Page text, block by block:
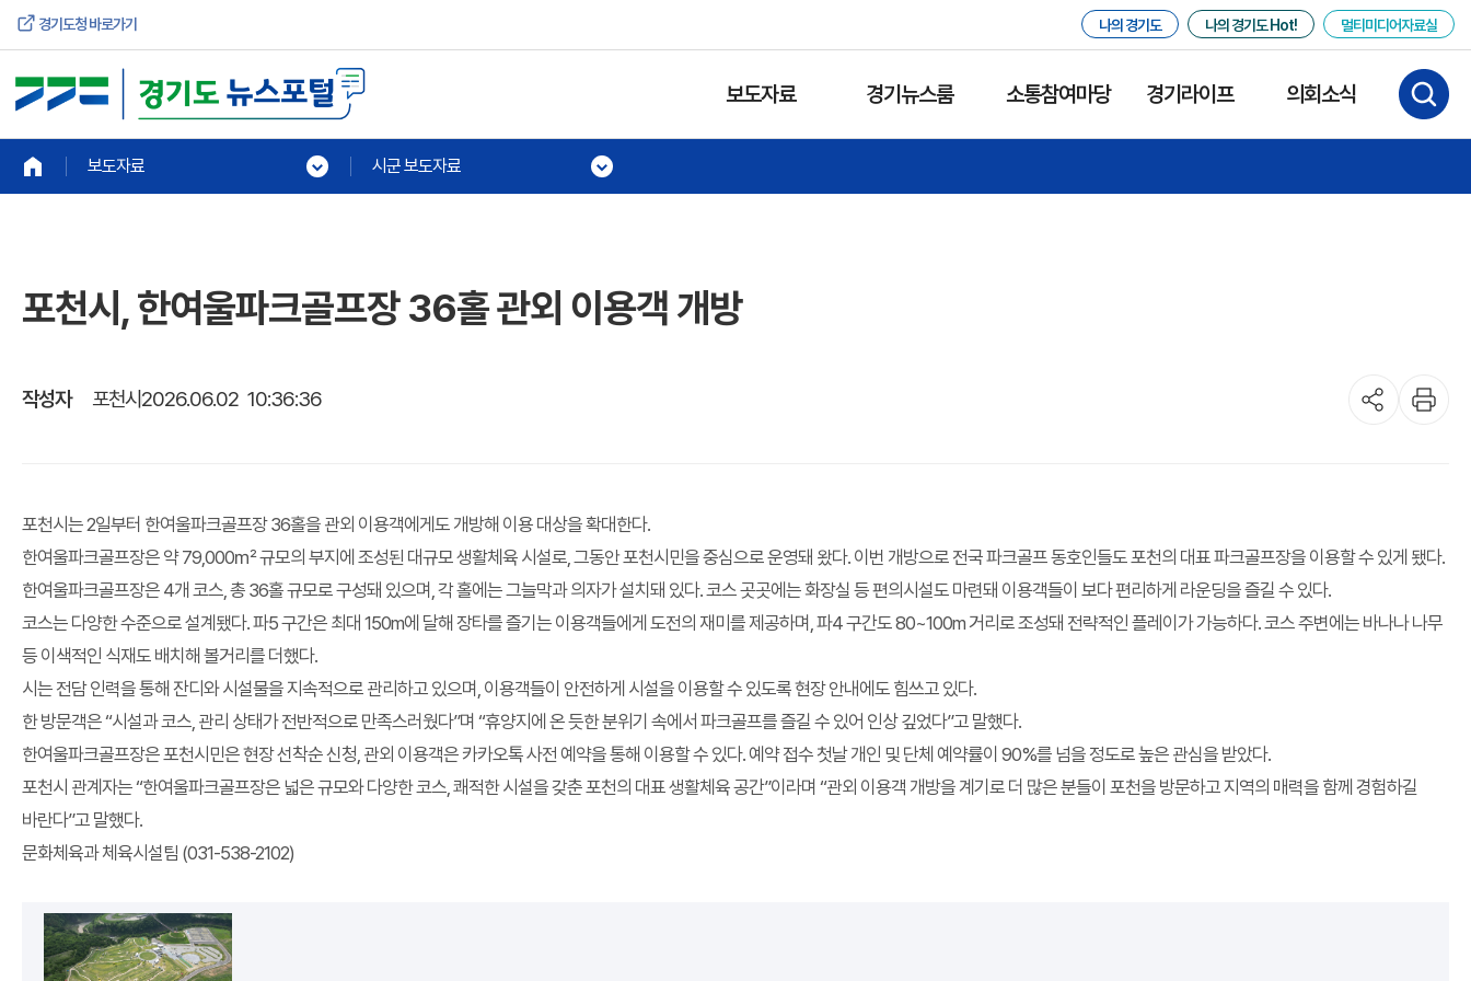
경기도청 바로가기 나의 경기도 나의 경기도 Hot! 멀티미디어자료실
보도자료 경기뉴스룸 소통참여마당 경기라이프 의회소식
보도자료 시군 보도자료
포천시, 한여울파크골프장 36홀 관외 이용객 개방
작성자 포천시 2026.06.02 10:36:36
포천시는 2일부터 한여울파크골프장 36홀을 관외 이용객에게도 개방해 이용 대상을 확대한다.
한여울파크골프장은 약 79,000㎡ 규모의 부지에 조성된 대규모 생활체육 시설로, 그동안 포천시민을 중심으로 운영돼 왔다. 이번 개방으로 전국 파크골프 동호인들도 포천의 대표 파크골프장을 이용할 수 있게 됐다.
한여울파크골프장은 4개 코스, 총 36홀 규모로 구성돼 있으며, 각 홀에는 그늘막과 의자가 설치돼 있다. 코스 곳곳에는 화장실 등 편의시설도 마련돼 이용객들이 보다 편리하게 라운딩을 즐길 수 있다.
코스는 다양한 수준으로 설계됐다. 파5 구간은 최대 150m에 달해 장타를 즐기는 이용객들에게 도전의 재미를 제공하며, 파4 구간도 80~100m 거리로 조성돼 전략적인 플레이가 가능하다. 코스 주변에는 바나나 나무
등 이색적인 식재도 배치해 볼거리를 더했다.
시는 전담 인력을 통해 잔디와 시설물을 지속적으로 관리하고 있으며, 이용객들이 안전하게 시설을 이용할 수 있도록 현장 안내에도 힘쓰고 있다.
한 방문객은 “시설과 코스, 관리 상태가 전반적으로 만족스러웠다”며 “휴양지에 온 듯한 분위기 속에서 파크골프를 즐길 수 있어 인상 깊었다”고 말했다.
한여울파크골프장은 포천시민은 현장 선착순 신청, 관외 이용객은 카카오톡 사전 예약을 통해 이용할 수 있다. 예약 접수 첫날 개인 및 단체 예약률이 90%를 넘을 정도로 높은 관심을 받았다.
포천시 관계자는 “한여울파크골프장은 넓은 규모와 다양한 코스, 쾌적한 시설을 갖춘 포천의 대표 생활체육 공간”이라며 “관외 이용객 개방을 계기로 더 많은 분들이 포천을 방문하고 지역의 매력을 함께 경험하길
바란다”고 말했다.
문화체육과 체육시설팀 (031-538-2102)